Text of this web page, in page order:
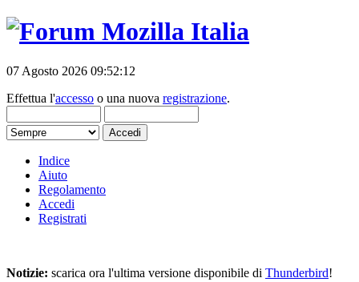
07 Agosto 2026 09:52:12
Effettua l'accesso o una nuova registrazione.
Indice
Aiuto
Regolamento
Accedi
Registrati
Notizie: scarica ora l'ultima versione disponibile di Thunderbird!